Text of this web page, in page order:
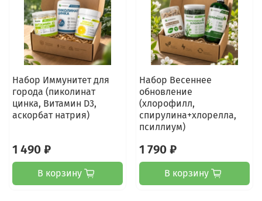
Набор Иммунитет для
города (пиколинат
цинка, Витамин D3,
аскорбат натрия)
1 490 ₽
В корзину
Набор Весеннее
обновление
(хлорофилл,
спирулина+хлорелла,
псиллиум)
1 790 ₽
В корзину